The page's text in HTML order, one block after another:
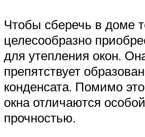
Чтобы сберечь в доме
целесообразно
для утепления окон.
препятствует
конденсата. Помимо
окна отличаются особой
прочностью.